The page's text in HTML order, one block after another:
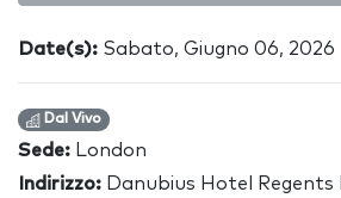
Date(s): Sabato, Giugno 06, 2026
Dal Vivo
Sede: London
Indirizzo: Danubius Hotel Regents